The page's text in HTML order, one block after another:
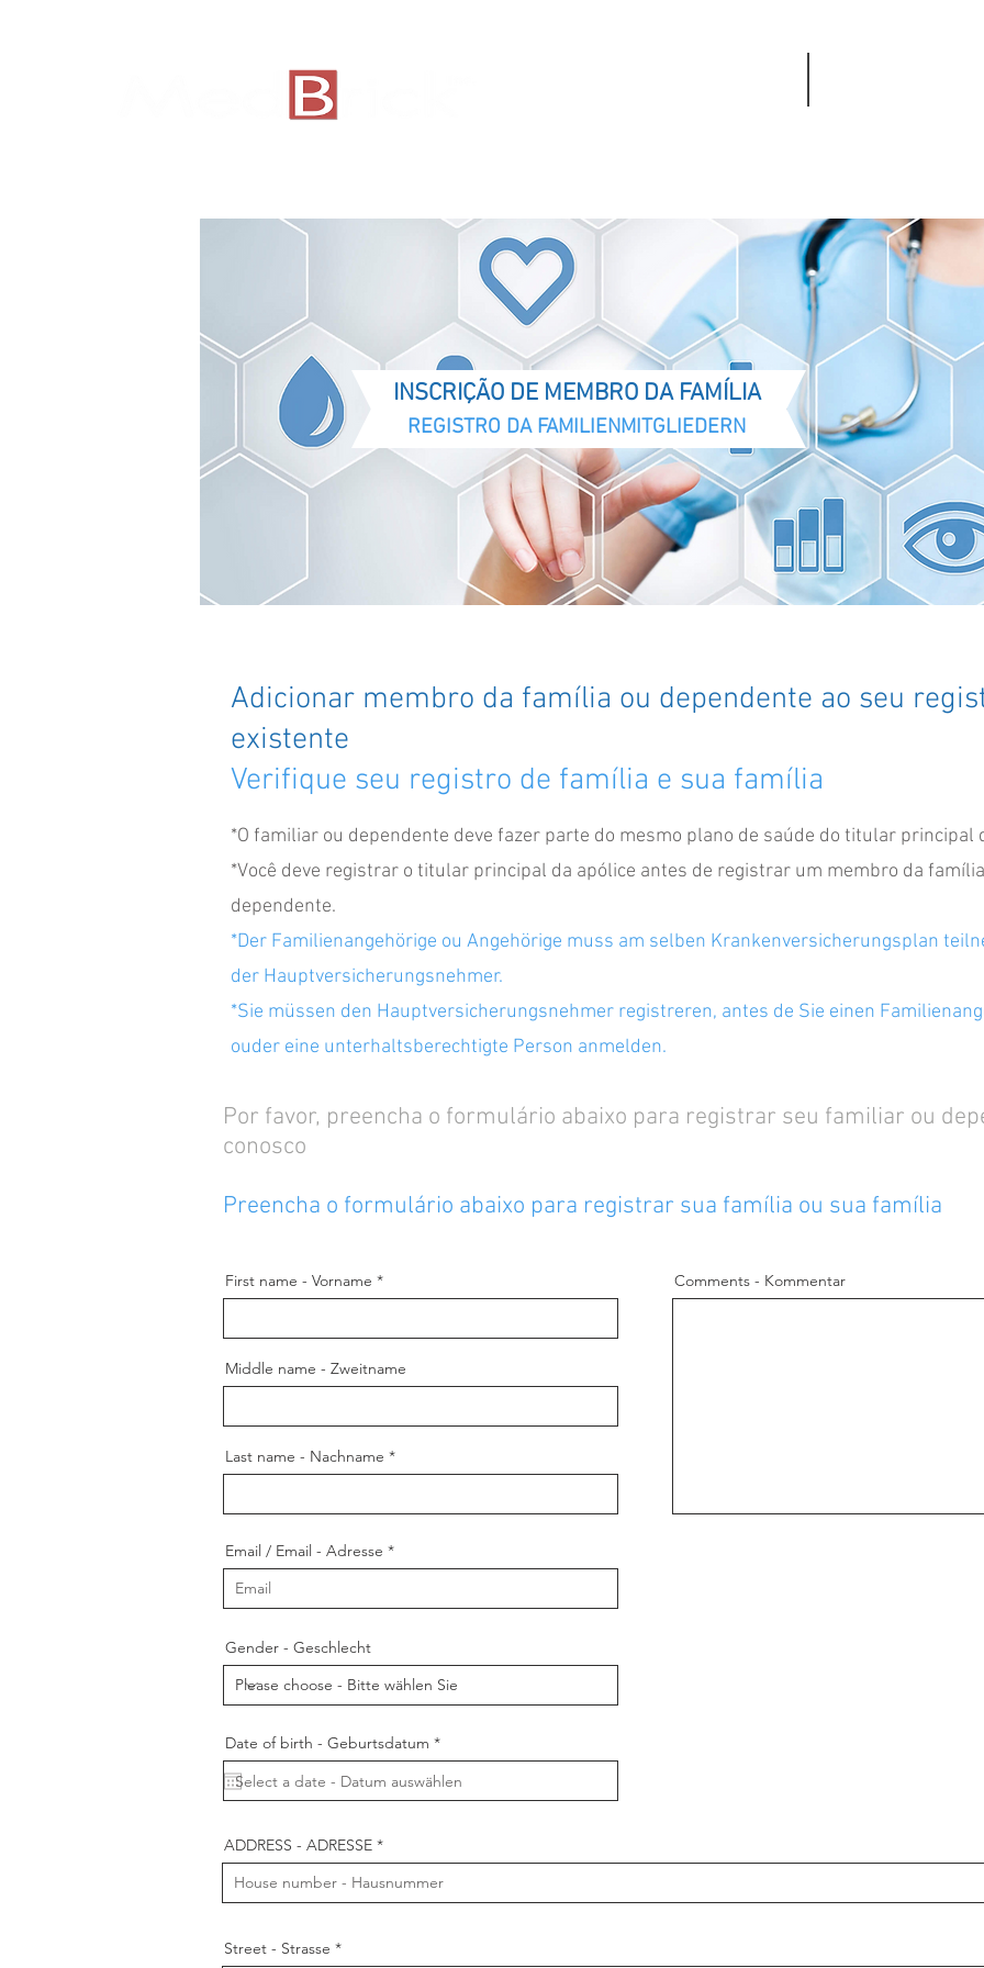
INSCRIÇÃO DE MEMBRO DA FAMÍLIA
REGISTRO DA FAMILIENMITGLIEDERN
Adicionar membro da família ou dependente ao seu
existente
Verifique seu registro de família e sua família
*O familiar ou dependente deve fazer parte do mesmo plano de saúde do titular principal
*Você deve registrar o titular principal da apólice antes de registrar um membro da
dependente.
*Der Familienangehörige ou Angehörige muss am selben Krankenversicherungsplan
der Hauptversicherungsnehmer.
*Sie müssen den Hauptversicherungsnehmer registreren, antes de Sie einen
ouder eine unterhaltsberechtigte Person anmelden.
Por favor, preencha o formulário abaixo para registrar seu familiar ou
conosco
Preencha o formulário abaixo para registrar sua família ou sua família
First name - Vorname
Middle name - Zweitname
Last name - Nachname
Comments - Kommentar
Email / Email - Adresse
Gender - Geschlecht
Date of birth - Geburtsdatum *r
e
q
u
i
ADDRESS - ADRESSE
Street - Strasse